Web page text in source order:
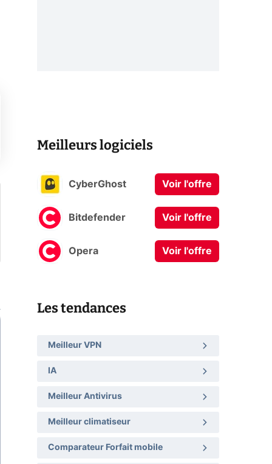
Meilleurs logiciels
CyberGhost Voir l'offre
Bitdefender Voir l'offre
Opera Voir l'offre
Les tendances
Meilleur VPN
IA
Meilleur Antivirus
Meilleur climatiseur
Comparateur Forfait mobile